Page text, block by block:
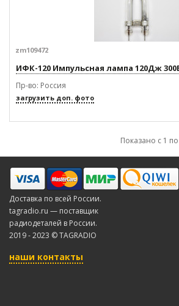
zm109472
ИФК-120 Импульсная лампа 120Дж
Пр-во: Россия
загрузить доп. фото
Показано с 1
Доставка по всей России.
tagradio.ru — поставщик
радиодеталей в России.
2019 - 2023 © TAGRADIO
наши контакты